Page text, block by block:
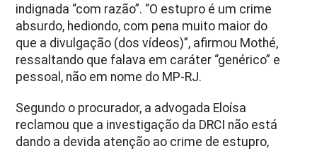
indignada “com razão”. “O estupro é um crime
absurdo, hediondo, com pena muito maior do
que a divulgação (dos vídeos)”, afirmou Mothé,
ressaltando que falava em caráter “genérico” e
pessoal, não em nome do MP-RJ.
Segundo o procurador, a advogada Eloísa
reclamou que a investigação da DRCI não está
dando a devida atenção ao crime de estupro,